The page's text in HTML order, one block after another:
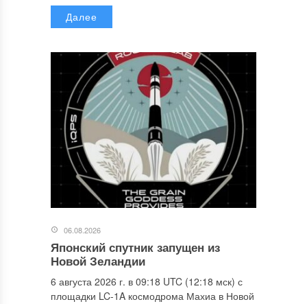
Далее
06.08.2026
Японский спутник запущен из
Новой Зеландии
6 августа 2026 г. в 09:18 UTC (12:18 мск) с
площадки LC-1A космодрома Махиа в Новой